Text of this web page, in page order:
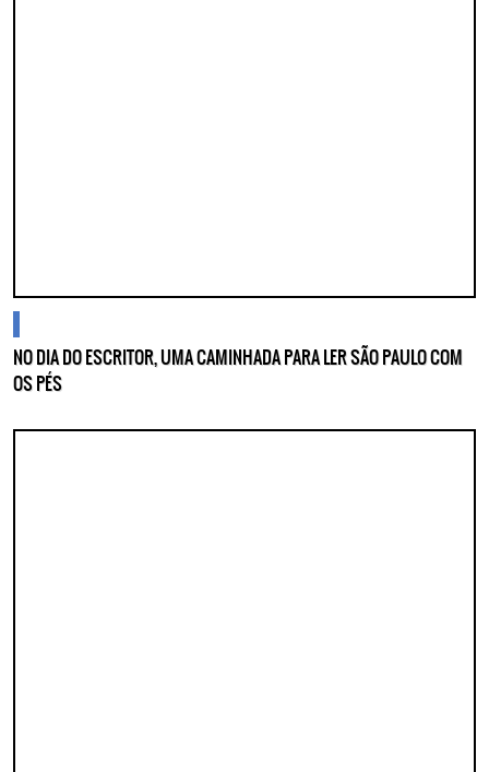
NO DIA DO ESCRITOR, UMA CAMINHADA PARA LER SÃO PAULO COM
OS PÉS